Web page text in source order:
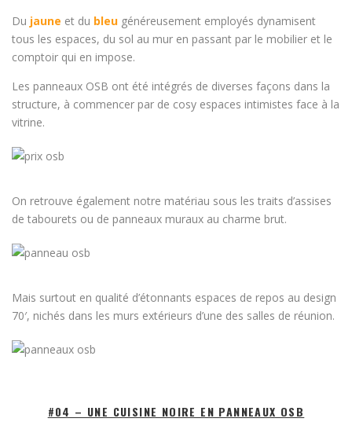
Du jaune et du bleu généreusement employés dynamisent
tous les espaces, du sol au mur en passant par le mobilier et le
comptoir qui en impose.
Les panneaux OSB ont été intégrés de diverses façons dans la
structure, à commencer par de cosy espaces intimistes face à la
vitrine.
On retrouve également notre matériau sous les traits d’assises
de tabourets ou de panneaux muraux au charme brut.
Mais surtout en qualité d’étonnants espaces de repos au design
70′, nichés dans les murs extérieurs d’une des salles de réunion.
#04 – UNE CUISINE NOIRE EN PANNEAUX OSB